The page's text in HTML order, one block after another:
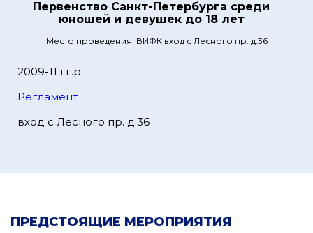
Первенство Санкт-Петербурга среди
юношей и девушек до 18 лет
Место проведения: ВИФК вход с Лесного пр. д.36
2009-11 гг.р.
Регламент
вход с Лесного пр. д.36
ПРЕДСТОЯЩИЕ МЕРОПРИЯТИЯ